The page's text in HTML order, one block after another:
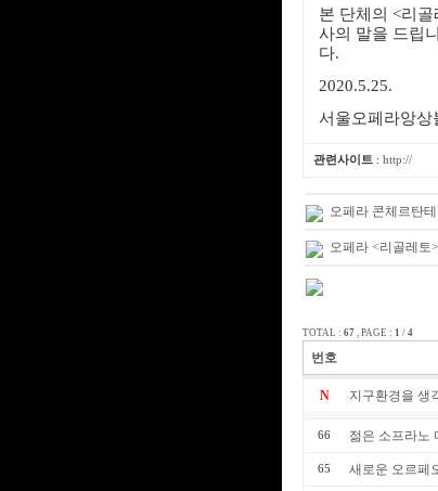
본 단체의 <리
사의 말을 드립
다.
2020.5.25.
서울오페라앙상
관련사이트 : http://
오페라 콘체르탄
오페라 <리골레토
TOTAL : 67, PAGE : 1 / 4
번호
N 지구환경을 생
66 젊은 소프라노
65 새로운 오르페